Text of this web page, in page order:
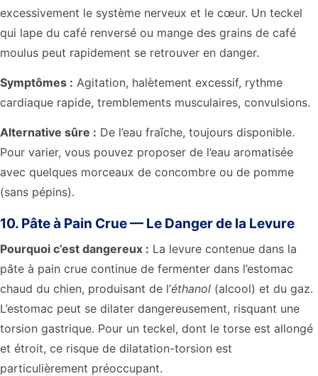
excessivement le système nerveux et le cœur. Un teckel
qui lape du café renversé ou mange des grains de café
moulus peut rapidement se retrouver en danger.
Symptômes : Agitation, halètement excessif, rythme
cardiaque rapide, tremblements musculaires, convulsions.
Alternative sûre : De l’eau fraîche, toujours disponible.
Pour varier, vous pouvez proposer de l’eau aromatisée
avec quelques morceaux de concombre ou de pomme
(sans pépins).
10. Pâte à Pain Crue — Le Danger de la Levure
Pourquoi c’est dangereux : La levure contenue dans la
pâte à pain crue continue de fermenter dans l’estomac
chaud du chien, produisant de l’éthanol (alcool) et du gaz.
L’estomac peut se dilater dangereusement, risquant une
torsion gastrique. Pour un teckel, dont le torse est allongé
et étroit, ce risque de dilatation-torsion est
particulièrement préoccupant.